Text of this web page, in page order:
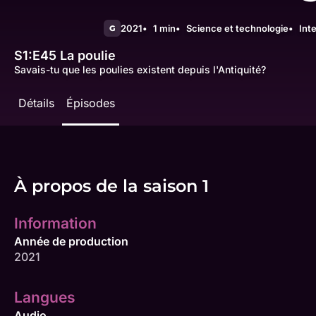
G 2021 1 min Science et technologie
S1:E45 La poulie
Savais-tu que les poulies existent depuis l'Antiquité?
Détails Épisodes
À propos de la saison 1
Information
Année de production
2021
Langues